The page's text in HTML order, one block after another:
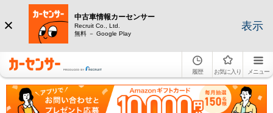
中古車情報カーセンサー
Recruit Co., Ltd.
無料 － Google Play
表示
履歴 お気に入り メニュー